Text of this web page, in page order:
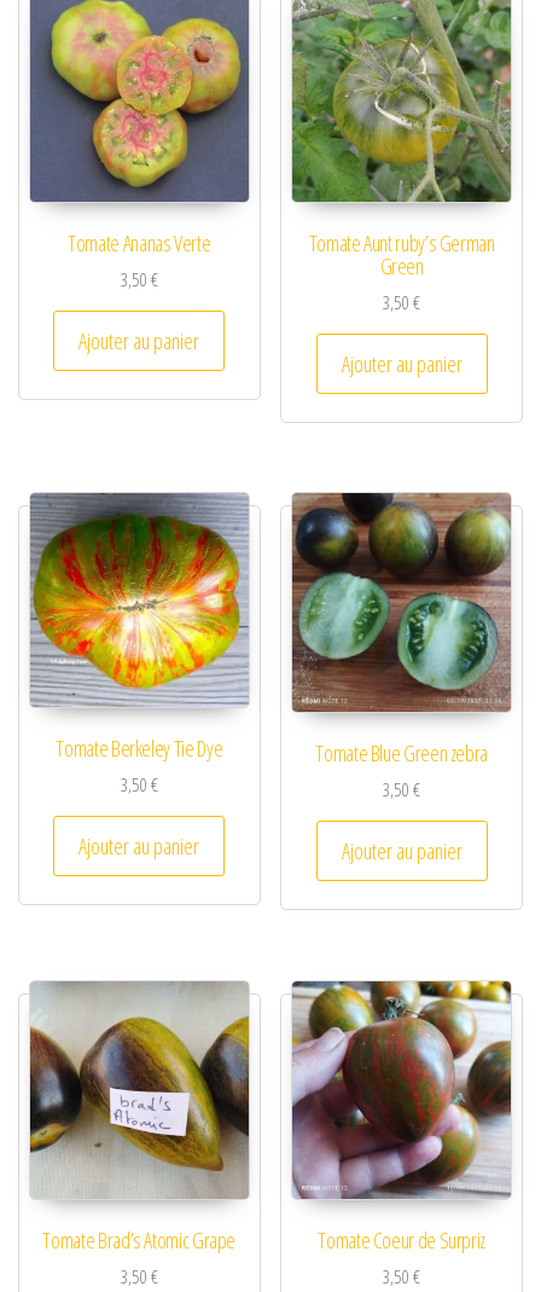
Tomate Ananas Verte
3,50€
Ajouter au panier
Tomate Aunt ruby’s German
Green
3,50€
Ajouter au panier
Tomate Berkeley Tie Dye
3,50€
Ajouter au panier
Tomate Blue Green zebra
3,50€
Ajouter au panier
Tomate Brad’s Atomic Grape
3,50€
Tomate Coeur de Surpriz
3,50€